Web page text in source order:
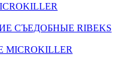
СЪЕДОБНЫЕ RIBEKS